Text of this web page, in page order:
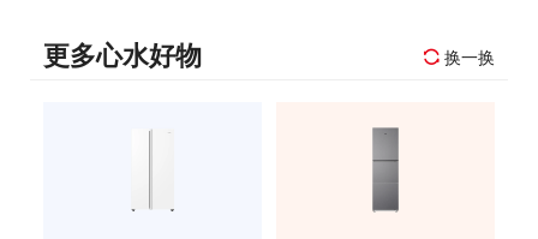
更多心水好物 换一换